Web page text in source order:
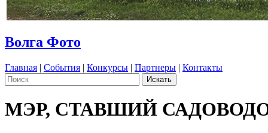
Волга Фото
Главная | События | Конкурсы | Партнеры | Контакты
МЭР, СТАВШИЙ